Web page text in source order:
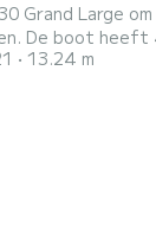
Grand Large
9
zal het uw
13.24 m